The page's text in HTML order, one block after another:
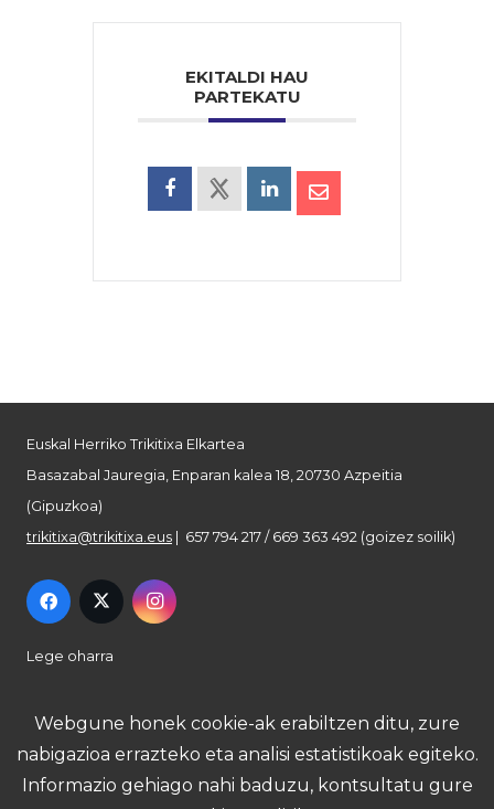
EKITALDI HAU
PARTEKATU
Euskal Herriko Trikitixa Elkartea
Basazabal Jauregia, Enparan kalea 18, 20730 Azpeitia
(Gipuzkoa)
trikitixa@trikitixa.eus | 657 794 217 / 669 363 492 (goizez soilik)
Lege oharra
Pribatutasun politika
Webgune honek cookie-ak erabiltzen ditu, zure
nabigazioa errazteko eta analisi estatistikoak egiteko.
Informazio gehiago nahi baduzu, kontsultatu gure